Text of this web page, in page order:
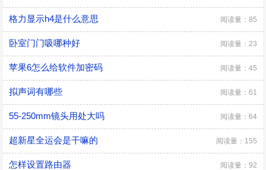
格力显示h4是什么意思 阅读量：85
卧室门门吸哪种好 阅读量：23
苹果6怎么给软件加密码 阅读量：45
拟声词有哪些 阅读量：61
55-250mm镜头用处大吗 阅读量：64
超新星全运会是干嘛的 阅读量：155
怎样设置路由器 阅读量：92